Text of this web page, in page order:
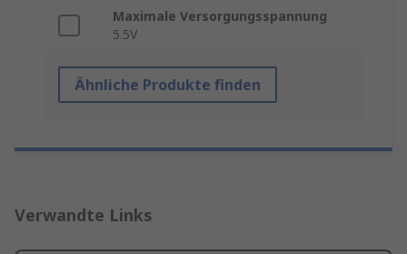
Maximale Versorgungsspannung
5.5V
Ähnliche Produkte finden
Verwandte Links